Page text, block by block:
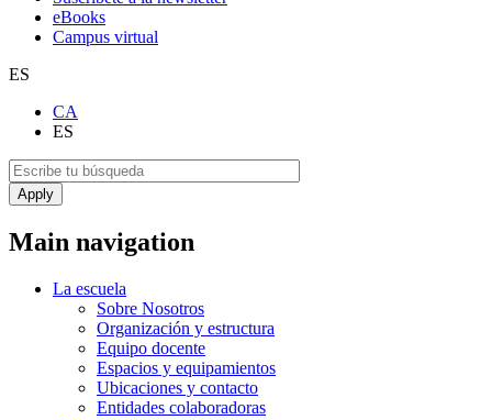
eBooks
Campus virtual
ES
CA
ES
Main navigation
La escuela
Sobre Nosotros
Organización y estructura
Equipo docente
Espacios y equipamientos
Ubicaciones y contacto
Entidades colaboradoras